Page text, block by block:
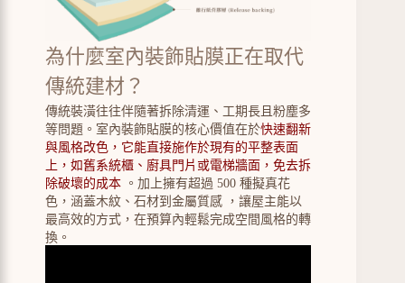
為什麼室內裝飾貼膜正在取代
傳統建材？
傳統裝潢往往伴隨著拆除清運、工期長且粉塵多
等問題。室內裝飾貼膜的核心價值在於快速翻新
與風格改色，它能直接施作於現有的平整表面
上，如舊系統櫃、廚具門片或電梯牆面，免去拆
除破壞的成本 。加上擁有超過 500 種擬真花
色，涵蓋木紋、石材到金屬質感 ，讓屋主能以
最高效的方式，在預算內輕鬆完成空間風格的轉
換。